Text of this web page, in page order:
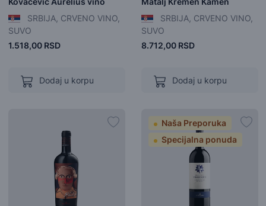
SRBIJA, CRVENO VINO,
SUVO
1.518,00 RSD
Dodaj u korpu
SRBIJA, CRVENO VINO,
SUVO
8.712,00 RSD
Dodaj u korpu
Naša Preporuka
Specijalna ponuda